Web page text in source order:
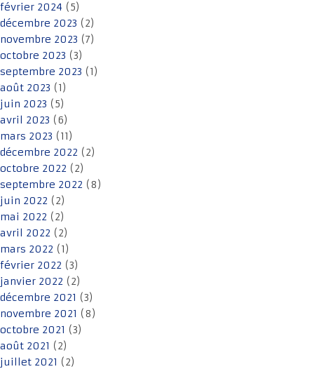
février 2024 (5)
décembre 2023 (2)
novembre 2023 (7)
octobre 2023 (3)
septembre 2023 (1)
août 2023 (1)
juin 2023 (5)
avril 2023 (6)
mars 2023 (11)
décembre 2022 (2)
octobre 2022 (2)
septembre 2022 (8)
juin 2022 (2)
mai 2022 (2)
avril 2022 (2)
mars 2022 (1)
février 2022 (3)
janvier 2022 (2)
décembre 2021 (3)
novembre 2021 (8)
octobre 2021 (3)
août 2021 (2)
juillet 2021 (2)